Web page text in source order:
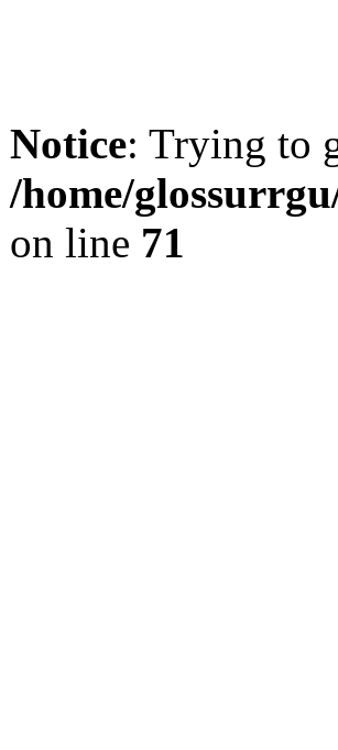
Notice: Trying to
/home/
on line 71